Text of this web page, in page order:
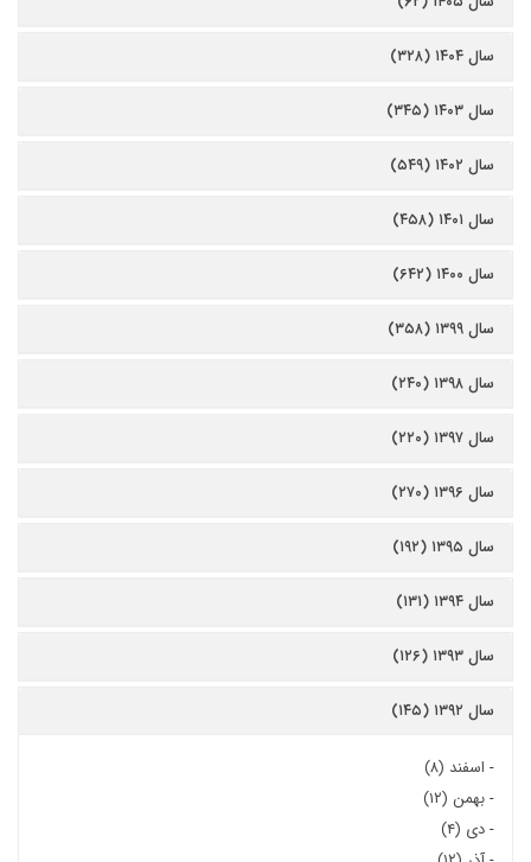
سال ۱۴۰۴ (۳۲۸)
سال ۱۴۰۳ (۳۴۵)
سال ۱۴۰۲ (۵۴۹)
سال ۱۴۰۱ (۴۵۸)
سال ۱۴۰۰ (۶۴۲)
سال ۱۳۹۹ (۳۵۸)
سال ۱۳۹۸ (۲۴۰)
سال ۱۳۹۷ (۲۲۰)
سال ۱۳۹۶ (۲۷۰)
سال ۱۳۹۵ (۱۹۲)
سال ۱۳۹۴ (۱۳۱)
سال ۱۳۹۳ (۱۲۶)
سال ۱۳۹۲ (۱۴۵)
- اسفند (۸)
-بهمن (۱۲)
-دی (۴)